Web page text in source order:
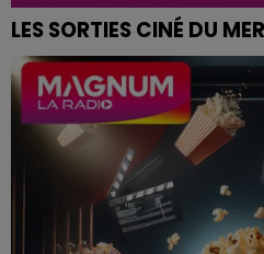
LES SORTIES CINÉ DU
SORTIES CINÉ DU MERCREDI